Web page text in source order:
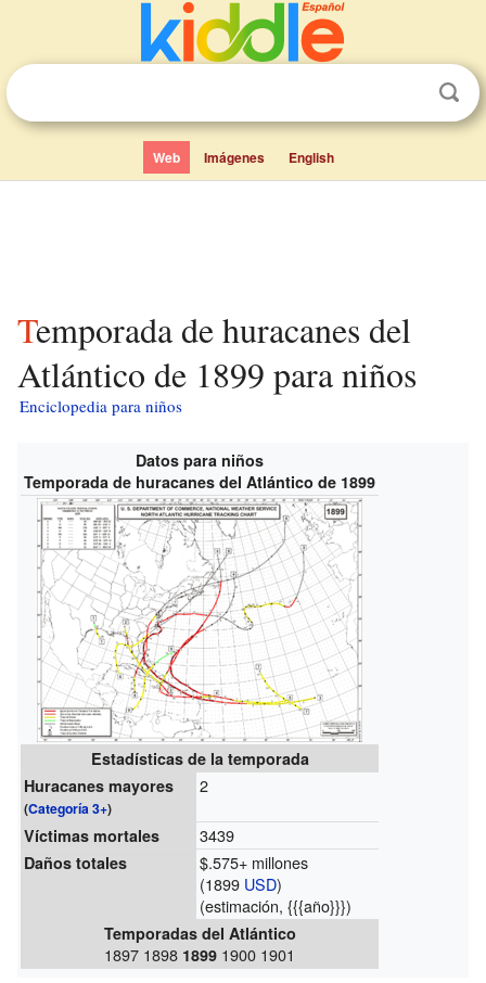
Web Imágenes English
Temporada de huracanes del
Atlántico de 1899 para niños
Enciclopedia para niños
Datos para niños
Temporada de huracanes del Atlántico de 1899
Estadísticas de la temporada
Huracanes mayores
(Categoría 3+)
2
Víctimas mortales 3439
Daños totales
$.575+ millones
(1899 USD)
(estimación, {{{año}}})
Temporadas del Atlántico
1897 1898 1899 1900 1901